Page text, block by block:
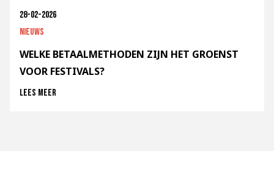
28-02-2026
Nieuws
WELKE BETAALMETHODEN ZIJN HET GROENST
VOOR FESTIVALS?
Lees meer